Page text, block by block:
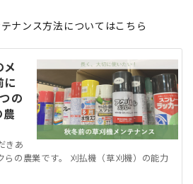
ナンス方法についてはこちら
に
の
きあ
らの農業です。 刈払機（草刈機）の能力